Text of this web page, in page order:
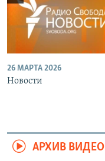
26 МАРТА 2026
Новости
АРХИВ ВИДЕО